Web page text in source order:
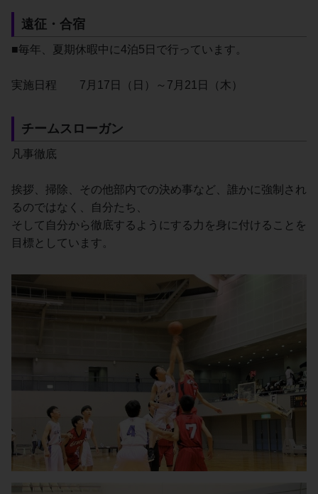
遠征・合宿
■毎年、夏期休暇中に4泊5日で行っています。
実施日程	7月17日（日）～7月21日（木）
チームスローガン
凡事徹底
挨拶、掃除、その他部内での決め事など、誰かに強制され
るのではなく、自分たち、
そして自分から徹底するようにする力を身に付けることを
目標としています。